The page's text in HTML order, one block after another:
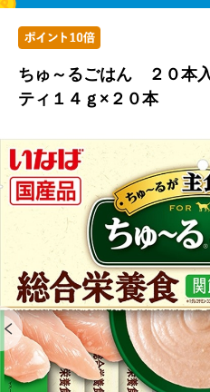
ちゅ～るごはん ２０本
ティ１４ｇ×２０本